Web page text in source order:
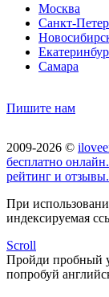
Москва
Санкт-
Самара
Пишите нам
2009-2026 ©
бесплатно
рейтинг и отзывы.
При
индексируемая
Scroll
Пройди пробный
попробуй